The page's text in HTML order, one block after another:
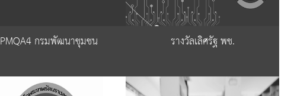
PMQA4 กรมพัฒนาชุมชน รางวัลเลิศรัฐ พช.